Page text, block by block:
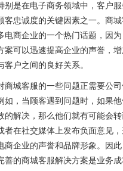
别是在电子商务领域中，客户
客忠诚度的关键因素之一。商
电商企业的一个热门话题，因
案可以迅速提高企业的声誉，
户之间的良好关系。
城客服的一些问题正需要公司
如，当顾客遇到问题时，如果
的解决，那么他们就有可能会
者在社交媒体上发布负面意见
商企业的声誉和品牌形象。因
善的商城客服解决方案是业务